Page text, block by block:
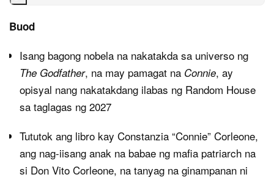
Buod
Isang bagong nobela na nakatakda sa universo ng
The Godfather, na may pamagat na Connie, ay
opisyal nang nakatakdang ilabas ng Random House
sa taglagas ng 2027
Tututok ang libro kay Constanzia “Connie” Corleone,
ang nag-iisang anak na babae ng mafia patriarch na
si Don Vito Corleone, na tanyag na ginampanan ni